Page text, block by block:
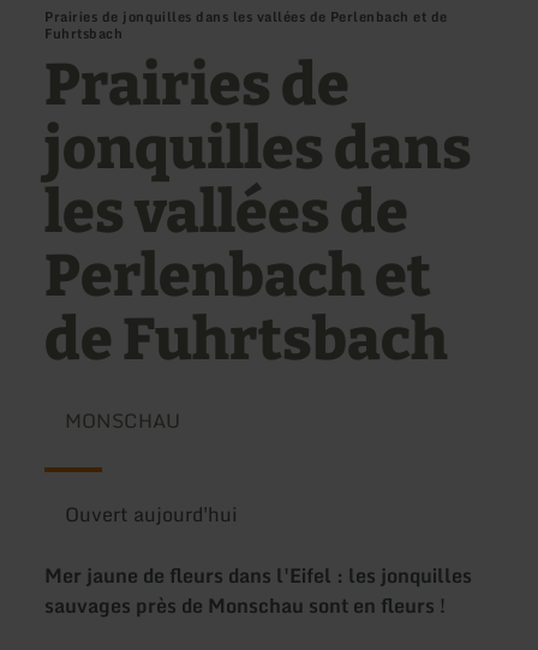
Prairies de jonquilles dans les vallées de Perlenbach et de
Fuhrtsbach
Prairies de
jonquilles dans
les vallées de
Perlenbach et
de Fuhrtsbach
MONSCHAU
Ouvert aujourd'hui
Mer jaune de fleurs dans l'Eifel : les jonquilles
sauvages près de Monschau sont en fleurs !